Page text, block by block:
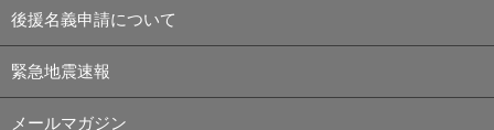
後援名義申請について
緊急地震速報
メールマガジン